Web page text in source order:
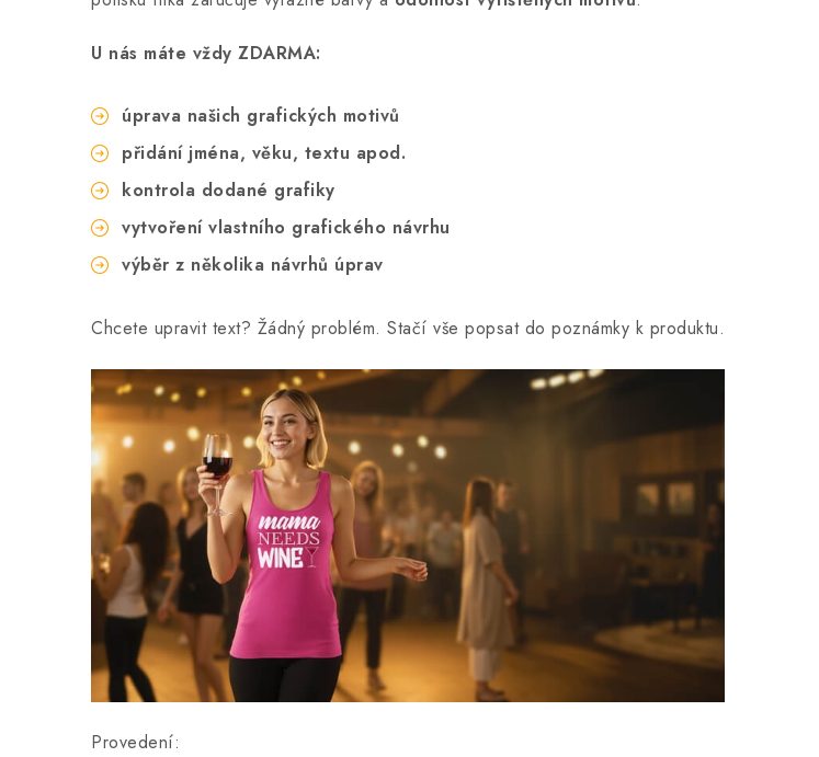
U nás máte vždy ZDARMA:
úprava našich grafických motivů
přidání jména, věku, textu apod.
kontrola dodané grafiky
vytvoření vlastního grafického návrhu
výběr z několika návrhů úprav
Chcete upravit text? Žádný problém. Stačí vše popsat do poznámky k produktu.
Provedení: